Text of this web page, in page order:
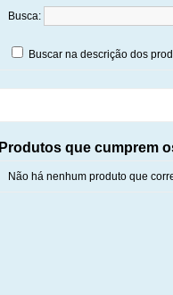
Busca:
Buscar na descrição dos
Produtos que cumprem
Não há nenhum produto que